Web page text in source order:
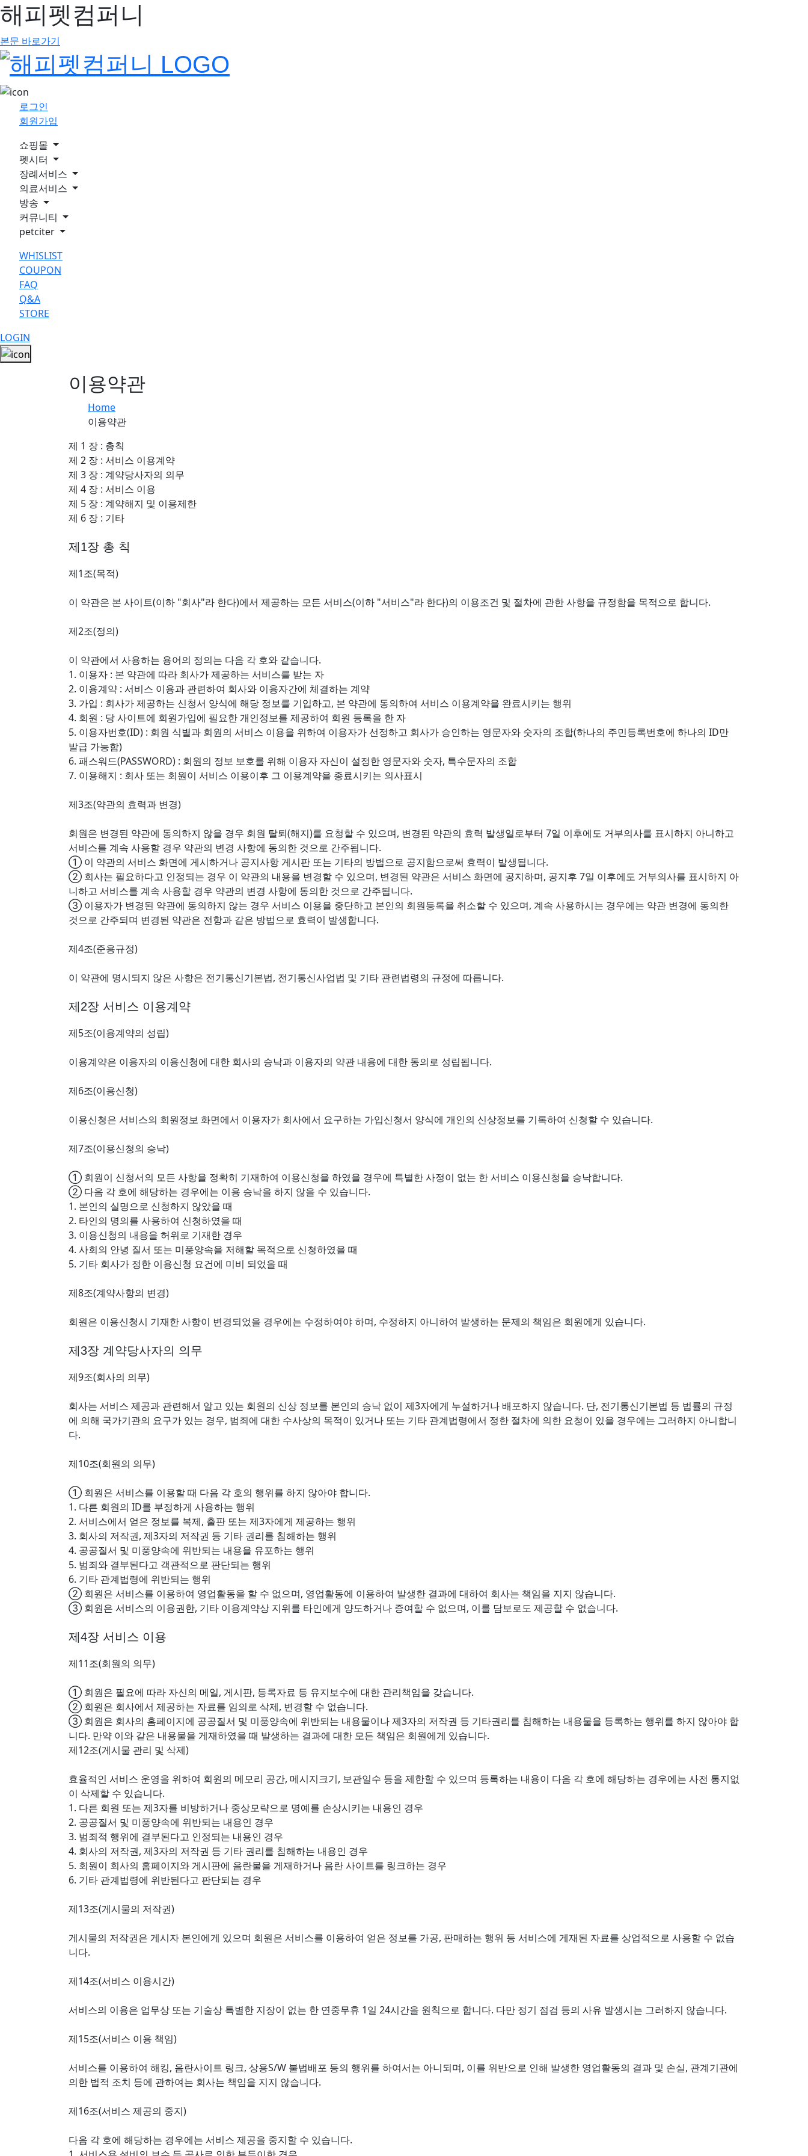
해피펫컴퍼니
본문 바로가기
로그인
회원가입
쇼핑몰
펫시터
장례서비스
의료서비스
방송
커뮤니티
petciter
WHISLIST
COUPON
FAQ
Q&A
STORE
LOGIN
이용약관
Home
이용약관
제 1 장 : 총칙
제 2 장 : 서비스 이용계약
제 3 장 : 계약당사자의 의무
제 4 장 : 서비스 이용
제 5 장 : 계약해지 및 이용제한
제 6 장 : 기타
제1장 총 칙
제1조(목적)
이 약관은 본 사이트(이하 "회사"라 한다)에서 제공하는 모든 서비스(이하 "서비스"라 한다)의 이용조건 및 절차에 관한 사항을 규정함을 목적으로 합니다.
제2조(정의)
이 약관에서 사용하는 용어의 정의는 다음 각 호와 같습니다.
1. 이용자 : 본 약관에 따라 회사가 제공하는 서비스를 받는 자
2. 이용계약 : 서비스 이용과 관련하여 회사와 이용자간에 체결하는 계약
3. 가입 : 회사가 제공하는 신청서 양식에 해당 정보를 기입하고, 본 약관에 동의하여 서비스 이용계약을 완료시키는 행위
4. 회원 : 당 사이트에 회원가입에 필요한 개인정보를 제공하여 회원 등록을 한 자
5. 이용자번호(ID) : 회원 식별과 회원의 서비스 이용을 위하여 이용자가 선정하고 회사가 승인하는 영문자와 숫자의 조합(하나의 주민등록번호에 하나의 ID만
발급 가능함)
6. 패스워드(PASSWORD) : 회원의 정보 보호를 위해 이용자 자신이 설정한 영문자와 숫자, 특수문자의 조합
7. 이용해지 : 회사 또는 회원이 서비스 이용이후 그 이용계약을 종료시키는 의사표시
제3조(약관의 효력과 변경)
회원은 변경된 약관에 동의하지 않을 경우 회원 탈퇴(해지)를 요청할 수 있으며, 변경된 약관의 효력 발생일로부터 7일 이후에도 거부의사를 표시하지 아니하고
서비스를 계속 사용할 경우 약관의 변경 사항에 동의한 것으로 간주됩니다.
① 이 약관의 서비스 화면에 게시하거나 공지사항 게시판 또는 기타의 방법으로 공지함으로써 효력이 발생됩니다.
② 회사는 필요하다고 인정되는 경우 이 약관의 내용을 변경할 수 있으며, 변경된 약관은 서비스 화면에 공지하며, 공지후 7일 이후에도 거부의사를 표시하지 아
니하고 서비스를 계속 사용할 경우 약관의 변경 사항에 동의한 것으로 간주됩니다.
③ 이용자가 변경된 약관에 동의하지 않는 경우 서비스 이용을 중단하고 본인의 회원등록을 취소할 수 있으며, 계속 사용하시는 경우에는 약관 변경에 동의한
것으로 간주되며 변경된 약관은 전항과 같은 방법으로 효력이 발생합니다.
제4조(준용규정)
이 약관에 명시되지 않은 사항은 전기통신기본법, 전기통신사업법 및 기타 관련법령의 규정에 따릅니다.
제2장 서비스 이용계약
제5조(이용계약의 성립)
이용계약은 이용자의 이용신청에 대한 회사의 승낙과 이용자의 약관 내용에 대한 동의로 성립됩니다.
제6조(이용신청)
이용신청은 서비스의 회원정보 화면에서 이용자가 회사에서 요구하는 가입신청서 양식에 개인의 신상정보를 기록하여 신청할 수 있습니다.
제7조(이용신청의 승낙)
① 회원이 신청서의 모든 사항을 정확히 기재하여 이용신청을 하였을 경우에 특별한 사정이 없는 한 서비스 이용신청을 승낙합니다.
② 다음 각 호에 해당하는 경우에는 이용 승낙을 하지 않을 수 있습니다.
1. 본인의 실명으로 신청하지 않았을 때
2. 타인의 명의를 사용하여 신청하였을 때
3. 이용신청의 내용을 허위로 기재한 경우
4. 사회의 안녕 질서 또는 미풍양속을 저해할 목적으로 신청하였을 때
5. 기타 회사가 정한 이용신청 요건에 미비 되었을 때
제8조(계약사항의 변경)
회원은 이용신청시 기재한 사항이 변경되었을 경우에는 수정하여야 하며, 수정하지 아니하여 발생하는 문제의 책임은 회원에게 있습니다.
제3장 계약당사자의 의무
제9조(회사의 의무)
회사는 서비스 제공과 관련해서 알고 있는 회원의 신상 정보를 본인의 승낙 없이 제3자에게 누설하거나 배포하지 않습니다. 단, 전기통신기본법 등 법률의 규정
에 의해 국가기관의 요구가 있는 경우, 범죄에 대한 수사상의 목적이 있거나 또는 기타 관계법령에서 정한 절차에 의한 요청이 있을 경우에는 그러하지 아니합니
다.
제10조(회원의 의무)
① 회원은 서비스를 이용할 때 다음 각 호의 행위를 하지 않아야 합니다.
1. 다른 회원의 ID를 부정하게 사용하는 행위
2. 서비스에서 얻은 정보를 복제, 출판 또는 제3자에게 제공하는 행위
3. 회사의 저작권, 제3자의 저작권 등 기타 권리를 침해하는 행위
4. 공공질서 및 미풍양속에 위반되는 내용을 유포하는 행위
5. 범죄와 결부된다고 객관적으로 판단되는 행위
6. 기타 관계법령에 위반되는 행위
② 회원은 서비스를 이용하여 영업활동을 할 수 없으며, 영업활동에 이용하여 발생한 결과에 대하여 회사는 책임을 지지 않습니다.
③ 회원은 서비스의 이용권한, 기타 이용계약상 지위를 타인에게 양도하거나 증여할 수 없으며, 이를 담보로도 제공할 수 없습니다.
제4장 서비스 이용
제11조(회원의 의무)
① 회원은 필요에 따라 자신의 메일, 게시판, 등록자료 등 유지보수에 대한 관리책임을 갖습니다.
② 회원은 회사에서 제공하는 자료를 임의로 삭제, 변경할 수 없습니다.
③ 회원은 회사의 홈페이지에 공공질서 및 미풍양속에 위반되는 내용물이나 제3자의 저작권 등 기타권리를 침해하는 내용물을 등록하는 행위를 하지 않아야 합
니다. 만약 이와 같은 내용물을 게재하였을 때 발생하는 결과에 대한 모든 책임은 회원에게 있습니다.
제12조(게시물 관리 및 삭제)
효율적인 서비스 운영을 위하여 회원의 메모리 공간, 메시지크기, 보관일수 등을 제한할 수 있으며 등록하는 내용이 다음 각 호에 해당하는 경우에는 사전 통지없
이 삭제할 수 있습니다.
1. 다른 회원 또는 제3자를 비방하거나 중상모략으로 명예를 손상시키는 내용인 경우
2. 공공질서 및 미풍양속에 위반되는 내용인 경우
3. 범죄적 행위에 결부된다고 인정되는 내용인 경우
4. 회사의 저작권, 제3자의 저작권 등 기타 권리를 침해하는 내용인 경우
5. 회원이 회사의 홈페이지와 게시판에 음란물을 게재하거나 음란 사이트를 링크하는 경우
6. 기타 관계법령에 위반된다고 판단되는 경우
제13조(게시물의 저작권)
게시물의 저작권은 게시자 본인에게 있으며 회원은 서비스를 이용하여 얻은 정보를 가공, 판매하는 행위 등 서비스에 게재된 자료를 상업적으로 사용할 수 없습
니다.
제14조(서비스 이용시간)
서비스의 이용은 업무상 또는 기술상 특별한 지장이 없는 한 연중무휴 1일 24시간을 원칙으로 합니다. 다만 정기 점검 등의 사유 발생시는 그러하지 않습니다.
제15조(서비스 이용 책임)
서비스를 이용하여 해킹, 음란사이트 링크, 상용S/W 불법배포 등의 행위를 하여서는 아니되며, 이를 위반으로 인해 발생한 영업활동의 결과 및 손실, 관계기관에
의한 법적 조치 등에 관하여는 회사는 책임을 지지 않습니다.
제16조(서비스 제공의 중지)
다음 각 호에 해당하는 경우에는 서비스 제공을 중지할 수 있습니다.